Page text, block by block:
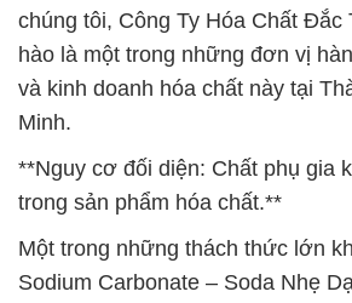
chúng tôi, Công Ty Hóa Chất
hào là một trong những đơn vị
và kinh doanh hóa chất này tại
Minh.
**Nguy cơ đối diện: Chất phụ gia
trong sản phẩm hóa chất.**
Một trong những thách thức lớn
Sodium Carbonate – Soda Nhẹ